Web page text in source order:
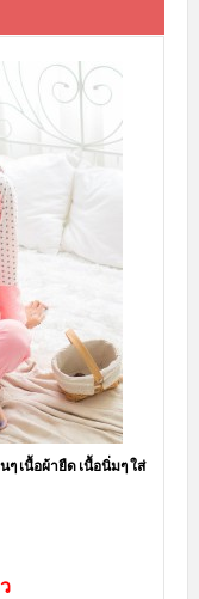
เนื้อผ้ายืด เนื้อนิ่มๆ ใส่